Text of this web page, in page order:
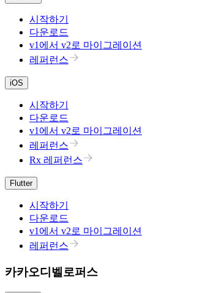
시작하기
다운로드
v1에서 v2로 마이그레이션
레퍼런스
iOS
시작하기
다운로드
v1에서 v2로 마이그레이션
레퍼런스
Rx 레퍼런스
Flutter
시작하기
다운로드
v1에서 v2로 마이그레이션
레퍼런스
카카오디벨로퍼스